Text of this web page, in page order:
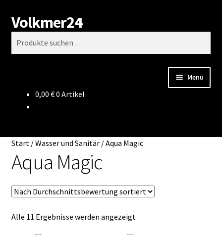
Zur
Navigation
springen
Zum
Inhalt
springen
Volkmer24
Suchen
Menü
Impressum
0,00 €0 Artikel
Start/Wasser und Sanitär/Aqua Magic
Aqua Magic
Alle 11 Ergebnisse werden angezeigtNach